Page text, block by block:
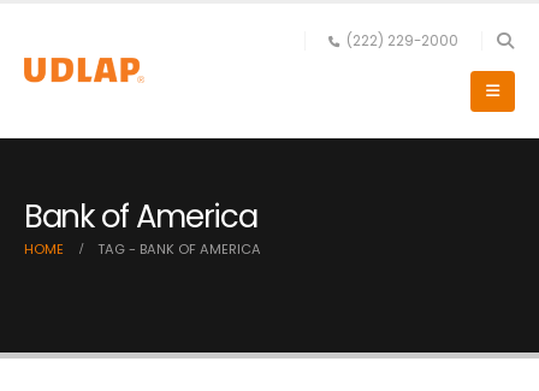
(222) 229-2000
Bank of America
HOME TAG - BANK OF AMERICA